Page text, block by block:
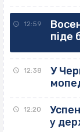
12:59
піде
12:38
У
12:20
у